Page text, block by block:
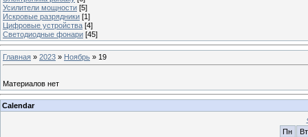
Усилители мощности [5]
Искровые разрядники [1]
Цифровые устройства [4]
Светодиодные фонари [45]
Главная » 2023 » Ноябрь » 19
Материалов нет
Calendar
Пн
Вт